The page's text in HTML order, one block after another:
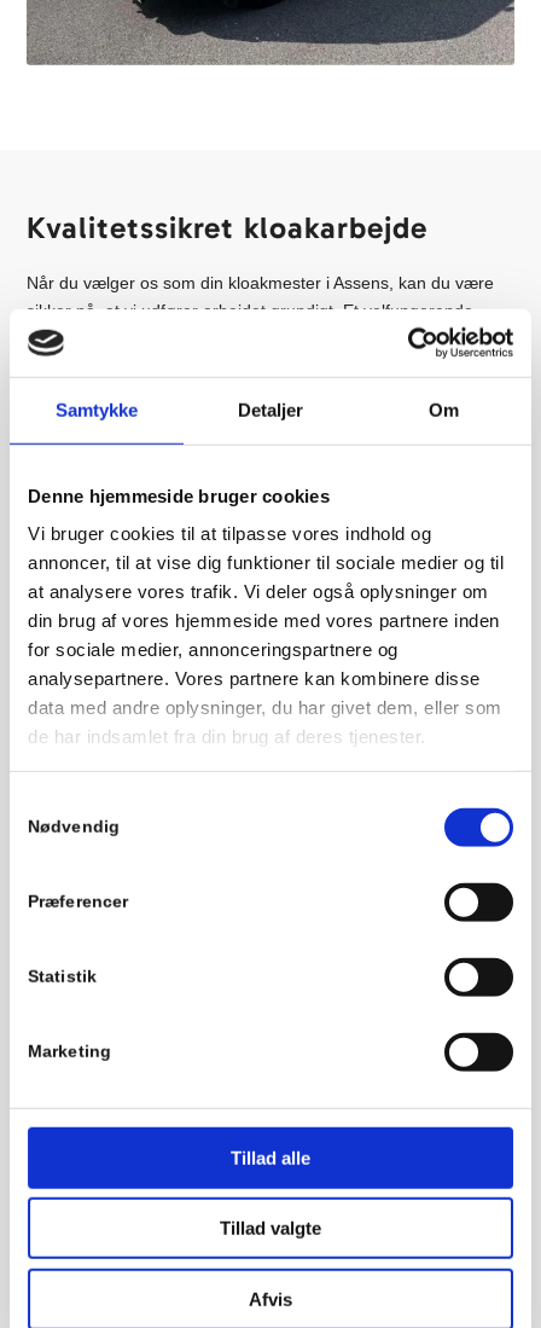
Samtykke Detaljer Om
Denne hjemmeside bruger cookies
Vi bruger cookies til at tilpasse vores indhold og
annoncer, til at vise dig funktioner til sociale medier og til
at analysere vores trafik. Vi deler også oplysninger om
din brug af vores hjemmeside med vores partnere inden
for sociale medier, annonceringspartnere og
analysepartnere. Vores partnere kan kombinere disse
data med andre oplysninger, du har givet dem, eller som
de har indsamlet fra din brug af deres tjenester.
Nødvendig
Præferencer
Statistik
Marketing
Tillad alle
Tillad valgte
Afvis
Kvalitetssikret kloakarbejde
Når du vælger os som din kloakmester i Assens, kan du være
sikker på, at vi udfører arbejdet grundigt. Et velfungerende
kloaksystem er essentielt for enhver ejendom. Vores moderne
forstår vigtigheden af at have et kloaksystem, der fungerer
uden problemer, og derfor arbejder vi altid med stor omhu.
Har du brug for en kloakmester i
Assens?
Er du på udkig efter en kloakmester i Assens? Hos Timm
Entreprise ApS er vi klar til at tilbyde dig kompetent hjælp og
rådgivning. Kontakt os i dag for et uforpligtende tilbud på dit
kloakarbejde i Assens.
. Vi ser frem til at hjælpe dig med
dine behov og sikre, at dit system fungerer optimalt.